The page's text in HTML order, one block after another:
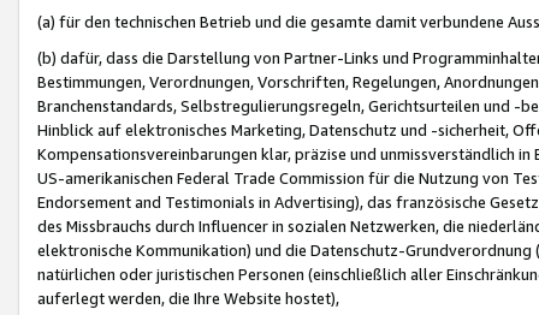
(a) für den technischen Betrieb und die gesamte damit verbundene
(b) dafür, dass die Darstellung von Partner-Links und
Bestimmungen, Verordnungen, Vorschriften, Regelungen,
Branchenstandards, Selbstregulierungsregeln, Gerichtsurteilen und -
Hinblick auf elektronisches Marketing, Datenschutz und -sicherheit,
Kompensationsvereinbarungen klar, präzise und unmissverständlich
US-amerikanischen Federal Trade Commission für die Nutzung von
Endorsement and Testimonials in Advertising), das französische
des Missbrauchs durch Influencer in sozialen Netzwerken, die
elektronische Kommunikation) und die Datenschutz-
natürlichen oder juristischen Personen (einschließlich aller
auferlegt werden, die Ihre Website hostet),